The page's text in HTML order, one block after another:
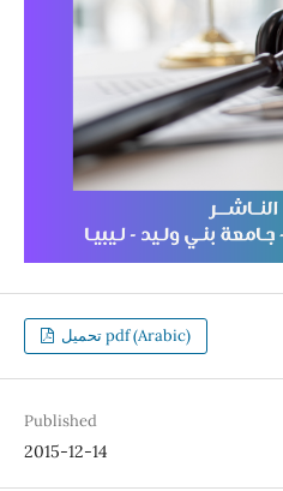
تحميل pdf (Arabic)
Published
2015-12-14